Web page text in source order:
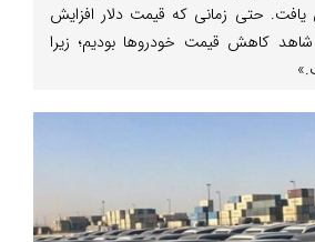
حتی زمانی که قیمت دلار افزایش
شاهد کاهش قیمت خودروها بودیم؛ زیرا